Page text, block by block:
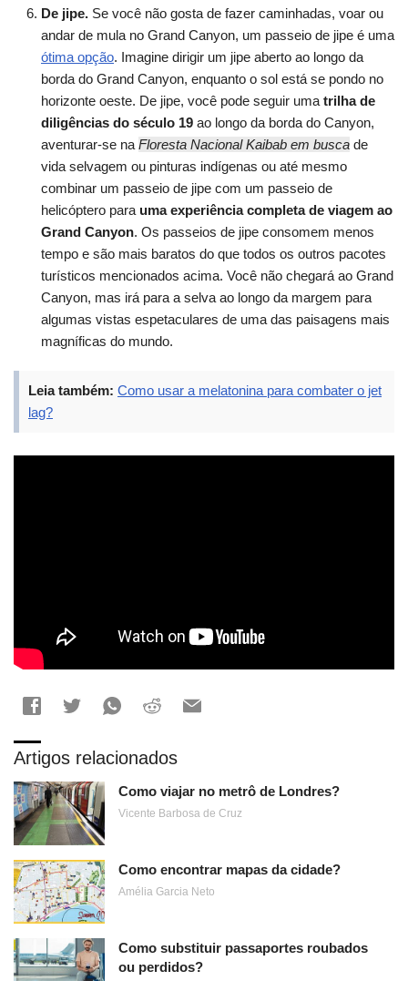
De jipe. Se você não gosta de fazer caminhadas, voar ou
andar de mula no Grand Canyon, um passeio de jipe é uma
ótima opção. Imagine dirigir um jipe aberto ao longo da
borda do Grand Canyon, enquanto o sol está se pondo no
horizonte oeste. De jipe, você pode seguir uma trilha de
diligências do século 19 ao longo da borda do Canyon,
aventurar-se na Floresta Nacional Kaibab em busca de
vida selvagem ou pinturas indígenas ou até mesmo
combinar um passeio de jipe com um passeio de
helicóptero para uma experiência completa de viagem ao
Grand Canyon. Os passeios de jipe consomem menos
tempo e são mais baratos do que todos os outros pacotes
turísticos mencionados acima. Você não chegará ao Grand
Canyon, mas irá para a selva ao longo da margem para
algumas vistas espetaculares de uma das paisagens mais
magníficas do mundo.
Leia também: Como usar a melatonina para combater o jet
lag?
Artigos relacionados
Como viajar no metrô de Londres?
Vicente Barbosa de Cruz
Como encontrar mapas da cidade?
Amélia Garcia Neto
Como substituir passaportes roubados
ou perdidos?